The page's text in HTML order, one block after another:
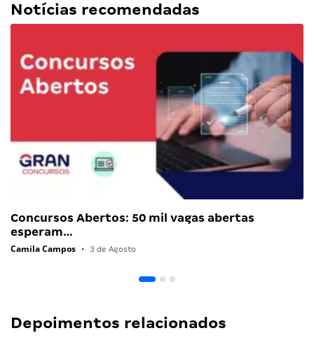
Notícias recomendadas
Concursos Abertos: 50 mil vagas abertas
esperam…
Camila Campos • 3 de Agosto
Depoimentos relacionados